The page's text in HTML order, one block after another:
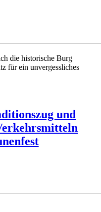
die historische Burg
für ein unvergessliches
und